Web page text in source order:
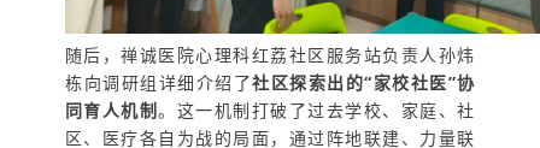
随后，禅诚医院心理科红荔社区服务站负责人孙炜
栋向调研组详细介绍了社区探索出的“家校社医”协
同育人机制。这一机制打破了过去学校、家庭、社
区、医疗各自为战的局面，通过阵地联建、力量联